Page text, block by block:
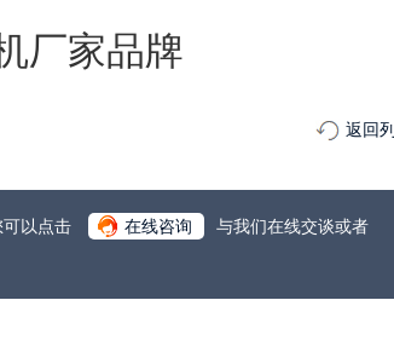
厂家品牌
返回
以点击 在线咨询
与我们在线交谈或者